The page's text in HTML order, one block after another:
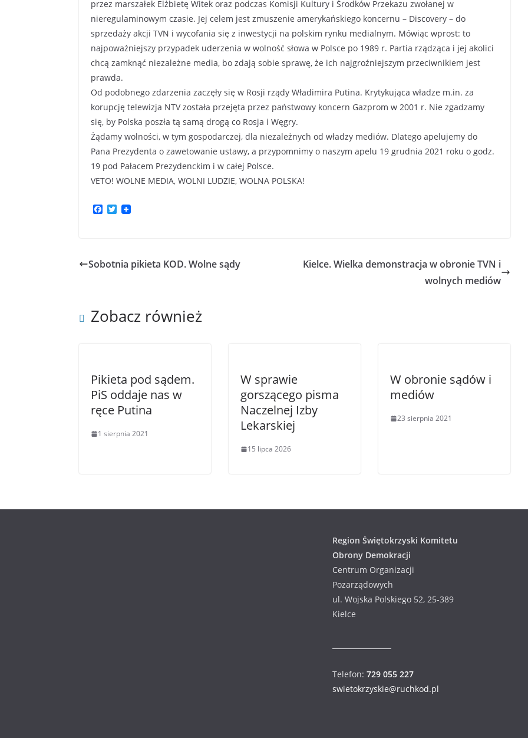
przez marszałek Elżbietę Witek oraz podczas Komisji Kultury i Środków Przekazu zwołanej w
nieregulaminowym czasie. Jej celem jest zmuszenie amerykańskiego koncernu – Discovery – do
sprzedaży akcji TVN i wycofania się z inwestycji na polskim rynku medialnym. Mówiąc wprost: to
najpoważniejszy przypadek uderzenia w wolność słowa w Polsce po 1989 r. Partia rządząca i jej akolici
chcą zamknąć niezależne media, bo zdają sobie sprawę, że ich najgroźniejszym przeciwnikiem jest
prawda.
Od podobnego zdarzenia zaczęły się w Rosji rządy Władimira Putina. Krytykująca władze m.in. za
korupcję telewizja NTV została przejęta przez państwowy koncern Gazprom w 2001 r. Nie zgadzamy
się, by Polska poszła tą samą drogą co Rosja i Węgry.
Żądamy wolności, w tym gospodarczej, dla niezależnych od władzy mediów. Dlatego apelujemy do
Pana Prezydenta o zawetowanie ustawy, a przypomnimy o naszym apelu 19 grudnia 2021 roku o godz.
19 pod Pałacem Prezydenckim i w całej Polsce.
VETO! WOLNE MEDIA, WOLNI LUDZIE, WOLNA POLSKA!
F
o
T
r
Sobotnia pikieta KOD. Wolne sądy
Kielce. Wielka demonstracja w obronie TVN i
wolnych mediów
Zobacz również
Pikieta pod sądem.
PiS oddaje nas w
ręce Putina
1 sierpnia 2021
W sprawie
gorszącego pisma
Naczelnej Izby
Lekarskiej
15 lipca 2026
W obronie sądów i
mediów
23 sierpnia 2021
Region Świętokrzyski Komitetu
Obrony Demokracji
Centrum Organizacji
Pozarządowych
ul. Wojska Polskiego 52, 25-389
Kielce
Telefon:729 055 227
swietokrzyskie@ruchkod.pl